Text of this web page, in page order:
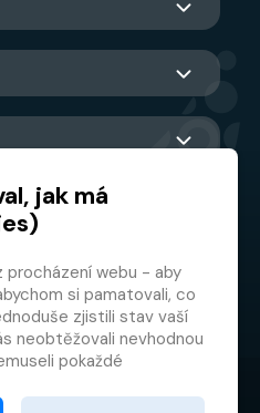
Prague, a.s.
jak má
procházení webu - aby
si pamatovali, co
zjistili stav vaší
neobtěžovali nevhodnou
pokaždé